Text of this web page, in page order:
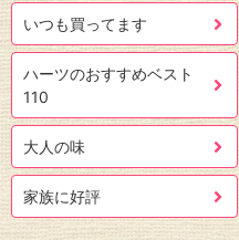
いつも買ってます
ハーツのおすすめベスト
110
大人の味
家族に好評